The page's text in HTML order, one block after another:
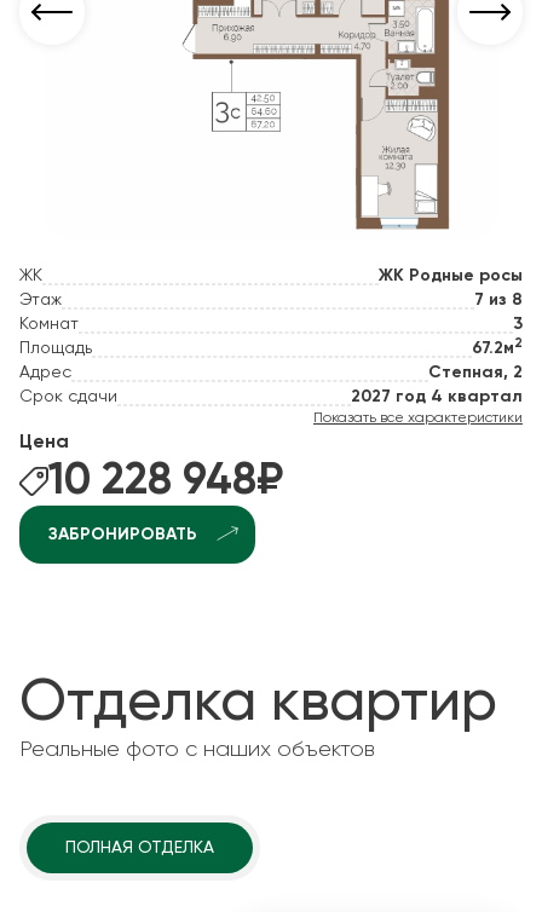
ЖК
ЖК Родные росы
Этаж
7 из 8
Комнат
3
Площадь
67.2м 2
Адрес
Степная, 2
Срок сдачи
2027 год 4 квартал
Показать все характеристики
Цена
10 228 948₽
ЗАБРОНИРОВАТЬ
Отделка квартир
Реальные фото с наших объектов
ПОЛНАЯ ОТДЕЛКА